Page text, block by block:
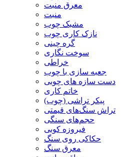
معرق منبت
منبت
مشبک چوب
نازک کاری چوب
گره چینی
سوخت نگاری
خراطی
جعبه سازی با چوب
دست سازه های چوبی
خاتم کاری
پیکر تراشی (چوب)
تراش سنگ‌های قیمتی
حجم‌های سنگی
فیروزه کوبی
حکاکی روی سنگ
معرق سنگ